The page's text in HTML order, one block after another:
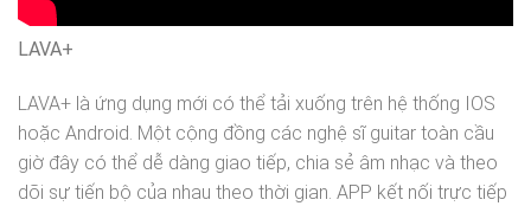
LAVA+
LAVA+ là ứng dụng mới có thể tải xuống trên hệ thống IOS
hoặc Android. Một cộng đồng các nghệ sĩ guitar toàn cầu
giờ đây có thể dễ dàng giao tiếp, chia sẻ âm nhạc và theo
dõi sự tiến bộ của nhau theo thời gian. APP kết nối trực tiếp